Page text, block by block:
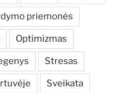
priemonės
Optimizmas
Stresas
Sveikata